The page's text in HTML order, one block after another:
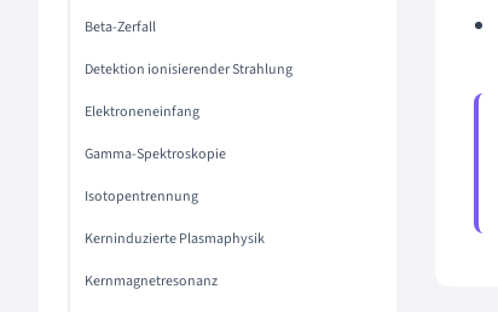
Beta-Zerfall
Detektion ionisierender Strahlung
Elektroneneinfang
Gamma-Spektroskopie
Isotopentrennung
Kerninduzierte Plasmaphysik
Kernmagnetresonanz